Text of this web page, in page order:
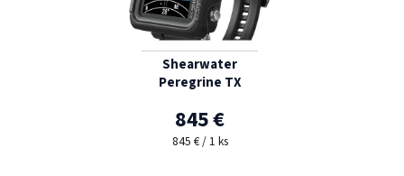
Shearwater
Peregrine TX
845 €
Jednotková cena:
845 € / 1 ks